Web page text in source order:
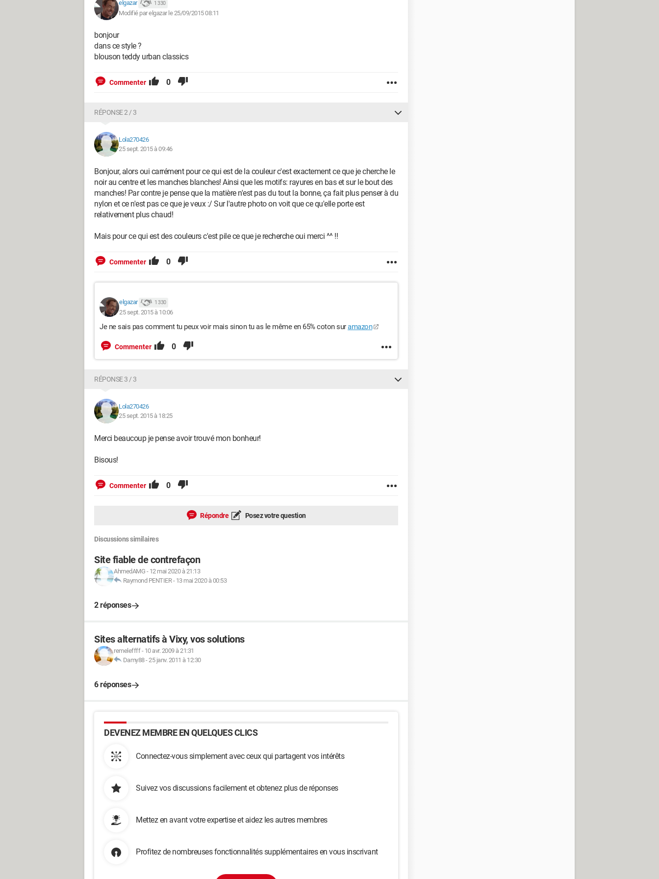
elgazar 1 330
Modifié par elgazar le 25/09/2015 08:11
bonjour
dans ce style ?
blouson teddy urban classics
Commenter 0
RÉPONSE 2 / 3
Lola270426
25 sept. 2015 à 09:46
Bonjour, alors oui carrément pour ce qui est de la couleur c'est exactement ce que je cherche le
noir au centre et les manches blanches! Ainsi que les motifs: rayures en bas et sur le bout des
manches! Par contre je pense que la matière n'est pas du tout la bonne, ça fait plus penser à du
nylon et ce n'est pas ce que je veux :/ Sur l'autre photo on voit que ce qu'elle porte est
relativement plus chaud!
Mais pour ce qui est des couleurs c'est pile ce que je recherche oui merci ^^ !!
Commenter 0
elgazar 1 330
25 sept. 2015 à 10:06
Je ne sais pas comment tu peux voir mais sinon tu as le même en 65% coton suramazon
Commenter 0
RÉPONSE 3 / 3
Lola270426
25 sept. 2015 à 18:25
Merci beaucoup je pense avoir trouvé mon bonheur!
Bisous!
Commenter 0
Répondre Posez votre question
Discussions similaires
Site fiable de contrefaçon
AhmedAMG - 12 mai 2020 à 21:13
Raymond PENTIER- 13 mai 2020 à 00:53
2 réponses
Sites alternatifs à Vixy, vos solutions
remeleffff- 10 avr. 2009 à 21:31
Damy88-25 janv. 2011 à 12:30
6 réponses
DEVENEZ MEMBRE EN QUELQUES CLICS
Connectez-vous simplement avec ceux qui partagent vos intérêts
Suivez vos discussions facilement et obtenez plus de réponses
Mettez en avant votre expertise et aidez les autres membres
Profitez de nombreuses fonctionnalités supplémentaires en vous inscrivant